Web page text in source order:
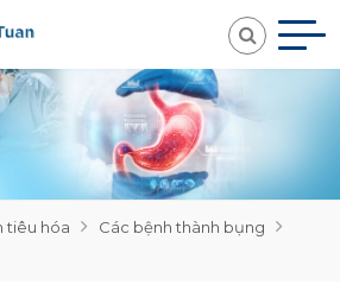
Loading...
tiêu hóa
Các bệnh thành bụng